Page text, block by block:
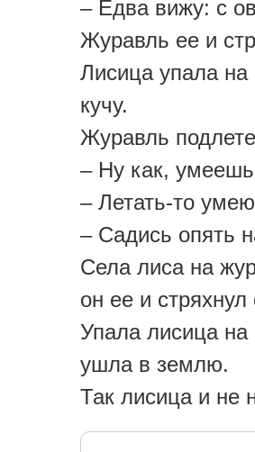
– Едва вижу: с
Журавль ее и
Лисица упала
кучу.
Журавль
– Ну как,
– Летать-то
– Садись опять
Села лиса на
он ее и стряхнул
Упала лисица на
ушла в землю.
Так лисица и не